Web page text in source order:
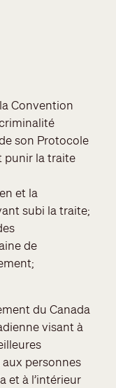
Convention
son Protocole
punir la traite
et la
subi la traite;
de
du Canada
visant à
personnes
et à l’intérieur